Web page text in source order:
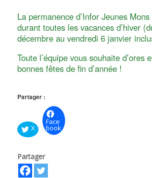
La permanence d’Infor Jeunes
durant toutes les vacances d’hiver
décembre au vendredi 6 janvier
Toute l’équipe vous souhaite d’ores
bonnes fêtes de fin d’année !
Partager :
X
Face
book
Partager